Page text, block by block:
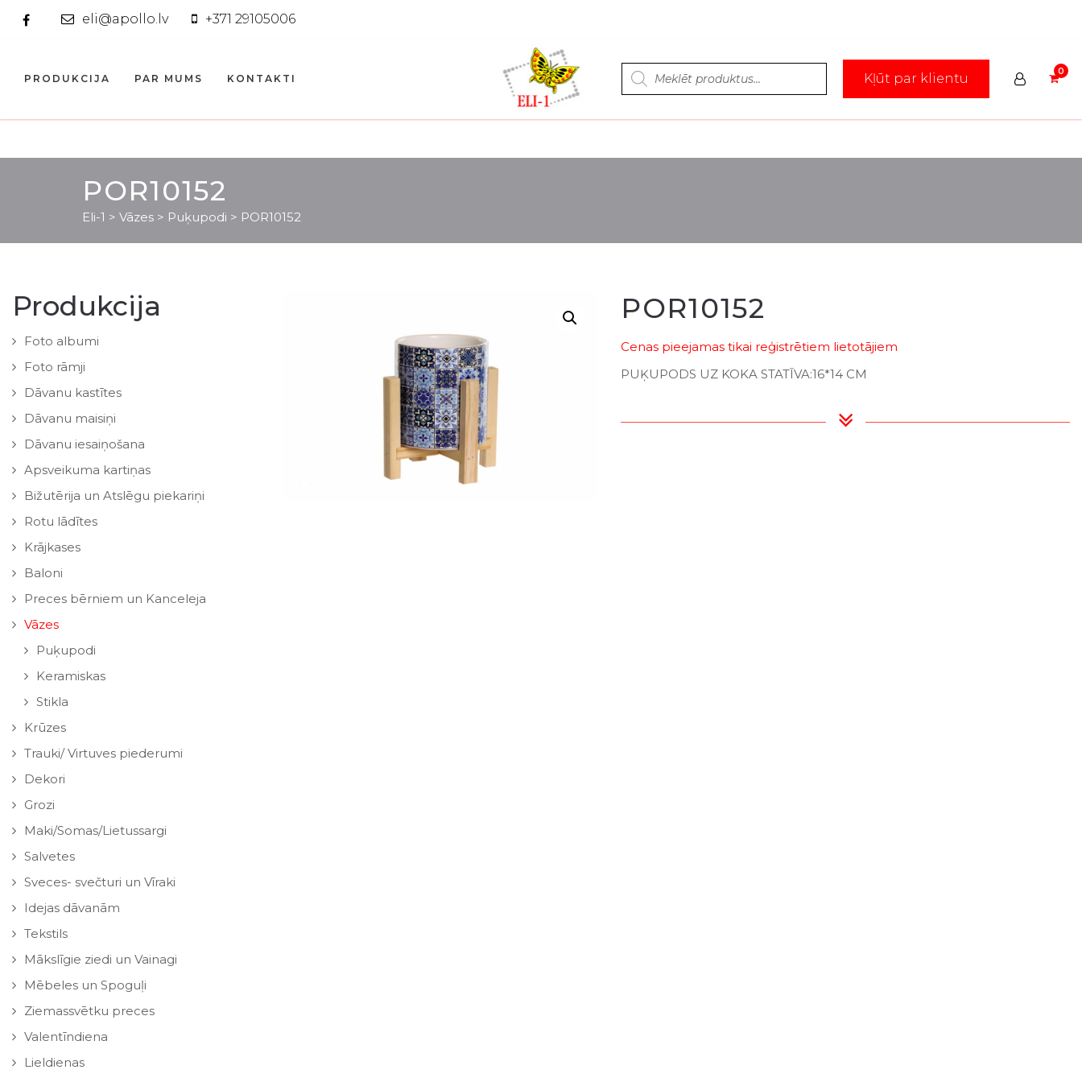
eli@apollo.lv +371 29105006
Products
search Kļūt par klientu
PRODUKCIJA PAR MUMS KONTAKTI
POR10152
Eli-1 > Vāzes > Puķupodi > POR10152
Produkcija
Foto albumi
Foto rāmji
Dāvanu kastītes
Dāvanu maisiņi
Dāvanu iesaiņošana
Apsveikuma kartiņas
Bižutērija un Atslēgu piekariņi
Rotu lādītes
Krājkases
Baloni
Preces bērniem un Kanceleja
Vāzes
Puķupodi
Keramiskas
Stikla
Krūzes
Trauki/ Virtuves piederumi
Dekori
Grozi
Maki/Somas/Lietussargi
Salvetes
Sveces- svečturi un Vīraki
Idejas dāvanām
Tekstils
Mākslīgie ziedi un Vainagi
Mēbeles un Spoguļi
Ziemassvētku preces
Valentīndiena
Lieldienas
POR10152
Cenas pieejamas tikai reģistrētiem lietotājiem
PUĶUPODS UZ KOKA STATĪVA:16*14 CM